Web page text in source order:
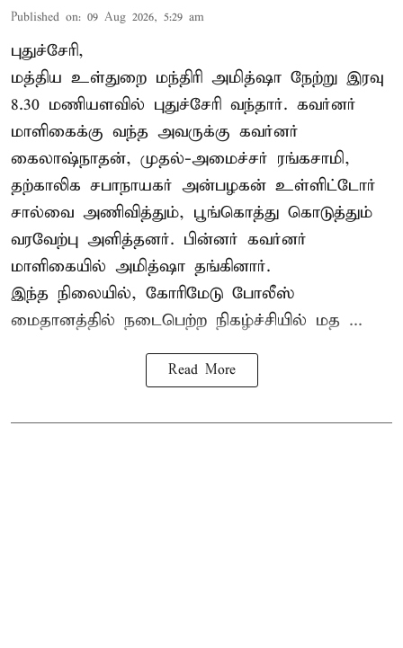
Published on: 09 Aug 2026, 5:29 am
புதுச்சேரி,
மத்திய உள்துறை மந்திரி அமித்ஷா நேற்று இரவு
8.30 மணியளவில் புதுச்சேரி வந்தார். கவர்னர்
மாளிகைக்கு வந்த அவருக்கு கவர்னர்
கைலாஷ்நாதன், முதல்-அமைச்சர் ரங்கசாமி,
தற்காலிக சபாநாயகர் அன்பழகன் உள்ளிட்டோர்
சால்வை அணிவித்தும், பூங்கொத்து கொடுத்தும்
வரவேற்பு அளித்தனர். பின்னர் கவர்னர்
மாளிகையில் அமித்ஷா தங்கினார்.
இந்த நிலையில், கோரிமேடு போலீஸ்
மைதானத்தில் நடைபெற்ற நிகழ்ச்சியில் மத ...
Read More